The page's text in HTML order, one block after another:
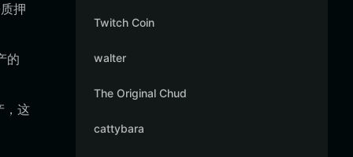
押
的
，这
Twitch Coin
walter
The Original Chud
cattybara